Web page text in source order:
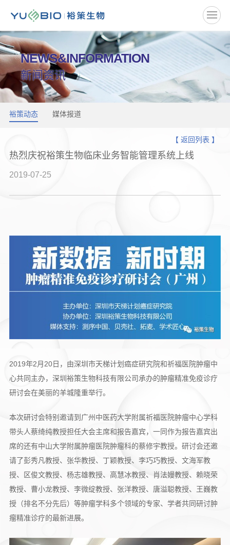
NEWS&INFORMATION
新闻资讯
裕策动态 媒体报道
热烈庆祝裕策生物临床业务智能管理系统上线
2019-07-25
【 返回列表 】
2019年2月20日，由深圳市天梯计划癌症研究院和祈福医院肿瘤中
心共同主办，深圳裕策生物科技有限公司承办的肿瘤精准免疫诊疗
研讨会在美丽的羊城隆重举行。
本次研讨会特别邀请到广州中医药大学附属祈福医院肿瘤中心学科
带头人蔡绮纯教授担任大会主席和报告嘉宾，一同作为报告嘉宾出
席的还有中山大学附属肿瘤医院肿瘤科的蔡修宇教授。研讨会还邀
请了彭秀凡教授、张华教授、丁颖教授、李巧巧教授、文海军教
授、区俊文教授、杨志雄教授、高慧冰教授、肖法嫚教授、赖晓荣
教授、曹小龙教授、李微绽教授、张洋教授、唐溢聪教授、王巍教
授（排名不分先后）等肿瘤学科多个领域的专家、学者共同研讨肿
瘤精准诊疗的最新进展。